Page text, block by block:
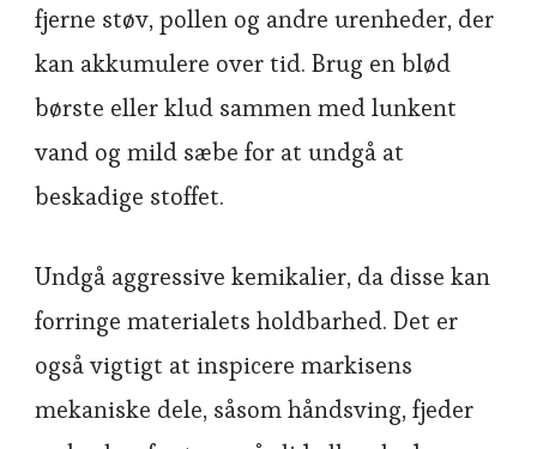
fjerne støv, pollen og andre urenheder, der
kan akkumulere over tid. Brug en blød
børste eller klud sammen med lunkent
vand og mild sæbe for at undgå at
beskadige stoffet.
Undgå aggressive kemikalier, da disse kan
forringe materialets holdbarhed. Det er
også vigtigt at inspicere markisens
mekaniske dele, såsom håndsving, fjeder